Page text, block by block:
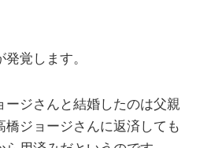
覚します。
ージさんと結婚したのは父親
橋ジョージさんに返済しても